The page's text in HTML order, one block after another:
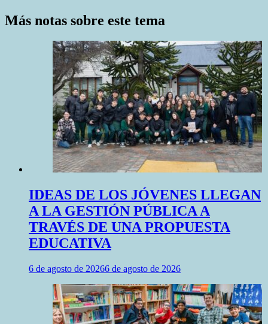
Más notas sobre este tema
IDEAS DE LOS JÓVENES LLEGAN
A LA GESTIÓN PÚBLICA A
TRAVÉS DE UNA PROPUESTA
EDUCATIVA
6 de agosto de 20266 de agosto de 2026